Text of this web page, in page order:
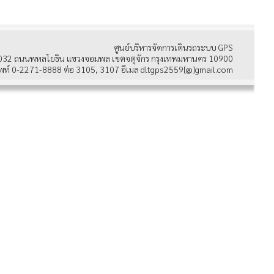
ศูนย์บริหารจัดการเดินรถระบบ GPS
ถนนพหลโยธิน แขวงจอมพล เขตจตุจักร กรุงเทพมหานคร 10900
ท์ 0-2271-8888 ต่อ 3105, 3107 อีเมล dltgps2559[@]gmail.com